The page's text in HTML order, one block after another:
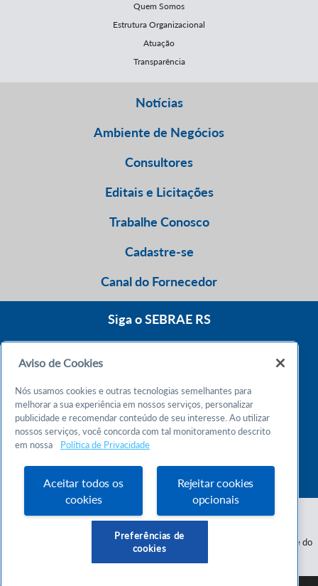
Quem Somos
Estrutura Organizacional
Atuação
Transparência
Notícias
Ambiente de Negócios
Consultores
Editais e Licitações
Trabalhe Conosco
Cadastre-se
Canal do Fornecedor
Siga o SEBRAE RS
Atendimento 24h
Chame no WhatsApp
Atendimento das 9h às 18h
Serviço de Apoio às Micro e Pequenas Empresas do Estado do Rio Grande do
Aviso de Cookies
Nós usamos cookies e outras tecnologias semelhantes para
melhorar a sua experiência em nossos serviços, personalizar
publicidade e recomendar conteúdo de seu interesse. Ao utilizar
nossos serviços, você concorda com tal monitoramento descrito
em nossa
Política de Privacidade
Aceitar todos os
cookies
Rejeitar cookies
opcionais
Preferências de
cookies